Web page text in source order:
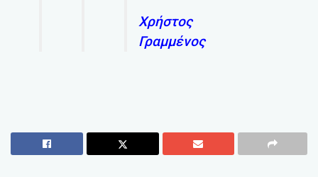
Χρήστος
Γραμμένος